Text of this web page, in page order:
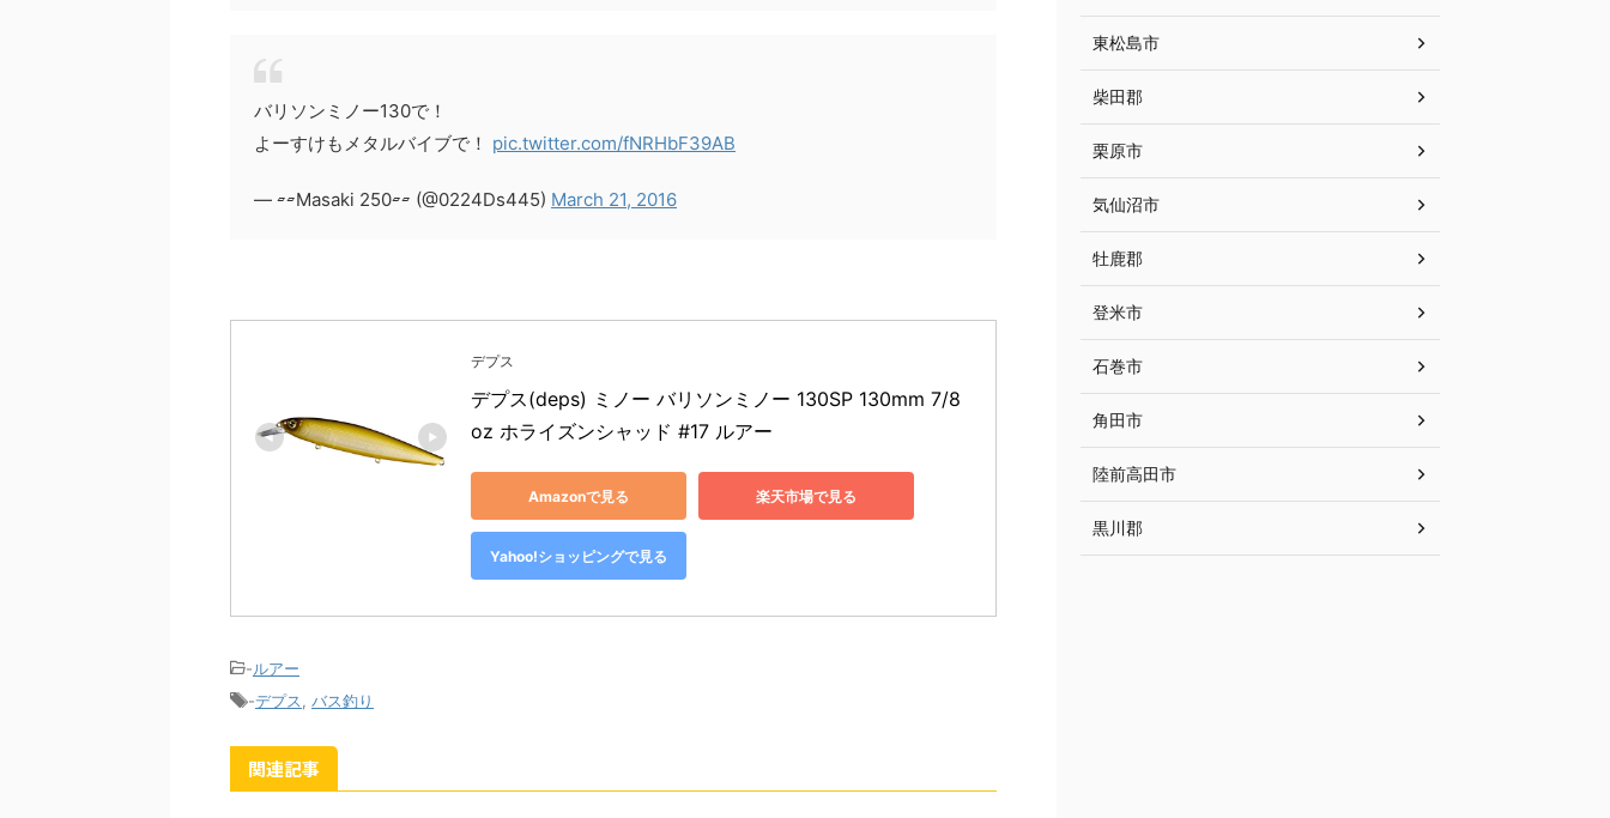
バリソンミノー130で！
よーすけもメタルバイブで！ pic.twitter.com/fNRHbF39AB
— ▱▱Masaki 250▱▱ (@0224Ds445) March 21, 2016
デプス
デプス(deps) ミノー バリソンミノー 130SP 130mm 7/8
oz ホライズンシャッド #17 ルアー
Amazonで見る 楽天市場で見る
Yahoo!ショッピングで見る
-ルアー
-デプス, バス釣り
関連記事
東松島市
柴田郡
栗原市
気仙沼市
牡鹿郡
登米市
石巻市
角田市
陸前高田市
黒川郡